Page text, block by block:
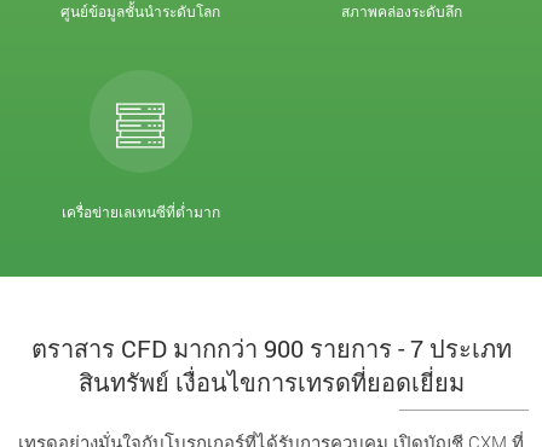
ศูนย์ข้อมูลชั้นนำระดับโลก สภาพคล่องระดับลึก
เครื่อข่ายเลเทนซีที่ต่ำมาก
ตราสาร CFD มากกว่า 900 รายการ - 7 ประเภท
สินทรัพย์ เงื่อนไขการเทรดที่ยอดเยี่ยม
เทรดอย่างมั่นใจกับโบรกเกอร์ที่ได้รับการควบคุม เปิดบัญชี CXM ที่